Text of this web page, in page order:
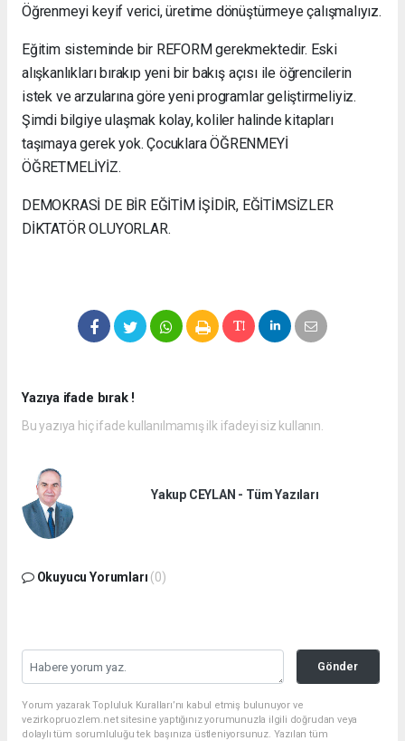
Öğrenmeyi keyif verici, üretime dönüştürmeye çalışmalıyız.
Eğitim sisteminde bir REFORM gerekmektedir. Eski
alışkanlıkları bırakıp yeni bir bakış açısı ile öğrencilerin
istek ve arzularına göre yeni programlar geliştirmeliyiz.
Şimdi bilgiye ulaşmak kolay, koliler halinde kitapları
taşımaya gerek yok. Çocuklara ÖĞRENMEYİ
ÖĞRETMELİYİZ.
DEMOKRASİ DE BİR EĞİTİM İŞİDİR, EĞİTİMSİZLER
DİKTATÖR OLUYORLAR.
Yazıya ifade bırak !
Bu yazıya hiç ifade kullanılmamış ilk ifadeyi siz kullanın.
Yakup CEYLAN - Tüm Yazıları
Okuyucu Yorumları (0)
Gönder
Yorum yazarak Topluluk Kuralları’nı kabul etmiş bulunuyor ve
vezirkopruozlem.net sitesine yaptığınız yorumunuzla ilgili doğrudan veya
dolaylı tüm sorumluluğu tek başınıza üstleniyorsunuz. Yazılan tüm